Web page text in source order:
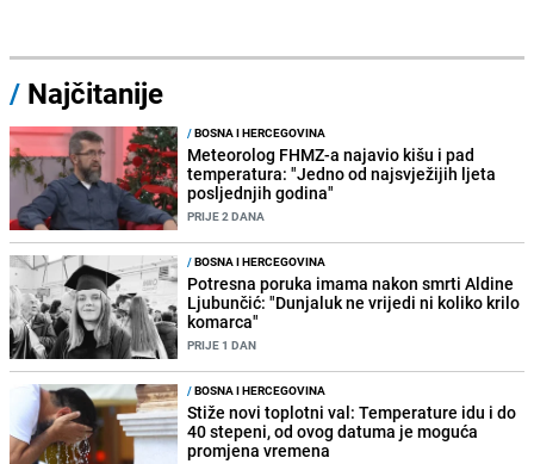
/ Najčitanije
/BOSNA I HERCEGOVINA
Meteorolog FHMZ-a najavio kišu i pad
temperatura: "Jedno od najsvježijih ljeta
posljednjih godina"
PRIJE 2 DANA
/BOSNA I HERCEGOVINA
Potresna poruka imama nakon smrti Aldine
Ljubunčić: "Dunjaluk ne vrijedi ni koliko krilo
komarca"
PRIJE 1 DAN
/BOSNA I HERCEGOVINA
Stiže novi toplotni val: Temperature idu i do
40 stepeni, od ovog datuma je moguća
promjena vremena